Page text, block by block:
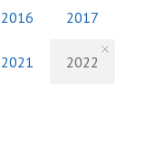
2016 2017
2021 2022